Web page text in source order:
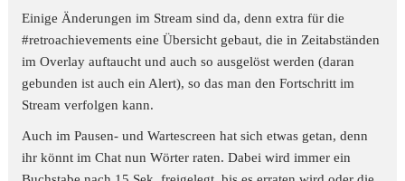
Einige Änderungen im Stream sind da, denn extra für die
#retroachievements eine Übersicht gebaut, die in Zeitabständen
im Overlay auftaucht und auch so ausgelöst werden (daran
gebunden ist auch ein Alert), so das man den Fortschritt im
Stream verfolgen kann.
Auch im Pausen- und Wartescreen hat sich etwas getan, denn
ihr könnt im Chat nun Wörter raten. Dabei wird immer ein